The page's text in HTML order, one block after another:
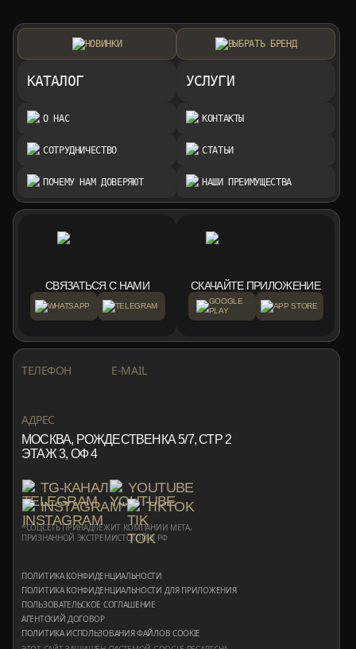
НОВИНКИ
КАТАЛОГ
О НАС
СОТРУДНИЧЕСТВО
ПОЧЕМУ НАМ ДОВЕРЯЮТ
ВЫБРАТЬ БРЕНД
УСЛУГИ
КОНТАКТЫ
СТАТЬИ
НАШИ ПРЕИМУЩЕСТВА
СВЯЗАТЬСЯ С НАМИ
WHATSAPP TELEGRAM
СКАЧАЙТЕ ПРИЛОЖЕНИЕ
GOOGLE
PLAY
APP STORE
ТЕЛЕФОН E-MAIL
АДРЕС
МОСКВА, РОЖДЕСТВЕНКА 5/7, СТР 2
ЭТАЖ 3, ОФ 4
TG-КАНАЛ
YOUTUBE
INSTAGRAM*
TIKTOK
*СОЦСЕТЬ ПРИНАДЛЕЖИТ КОМПАНИИ META,
ПРИЗНАННОЙ ЭКСТРЕМИСТСКОЙ В РФ
ПОЛИТИКА КОНФИДЕНЦИАЛЬНОСТИ
ПОЛИТИКА КОНФИДЕНЦИАЛЬНОСТИ ДЛЯ ПРИЛОЖЕНИЯ
ПОЛЬЗОВАТЕЛЬСКОЕ СОГЛАШЕНИЕ
АГЕНТСКИЙ ДОГОВОР
ПОЛИТИКА ИСПОЛЬЗОВАНИЯ ФАЙЛОВ COOKIE